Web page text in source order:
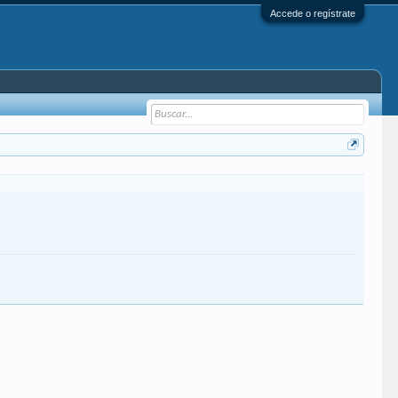
Accede o regístrate